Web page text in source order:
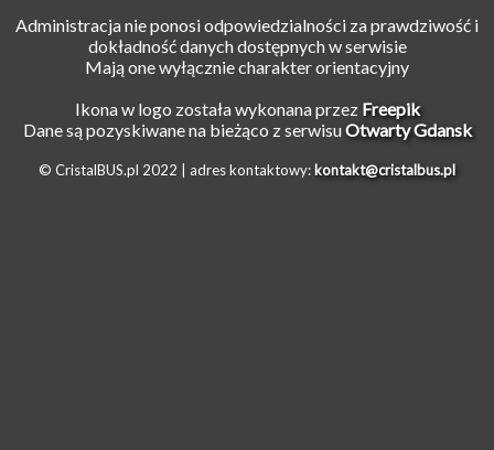
Administracja nie ponosi odpowiedzialności za prawdziwość i
dokładność danych dostępnych w serwisie
Mają one wyłącznie charakter orientacyjny
Ikona w logo została wykonana przez Freepik
Dane są pozyskiwane na bieżąco z serwisuOtwarty Gdansk
© CristalBUS.pl 2022 | adres kontaktowy: kontakt@cristalbus.pl